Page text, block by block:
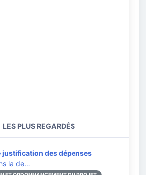
LES PLUS REGARDÉS
justification des dépenses
la de…